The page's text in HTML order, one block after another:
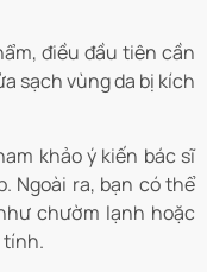
điều đầu tiên cần
sạch vùng da bị kích
khảo ý kiến bác sĩ
Ngoài ra, bạn có thể
chườm lạnh hoặc
tính.